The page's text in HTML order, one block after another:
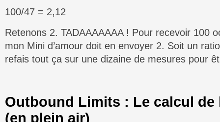
100/47 = 2,12
Retenons 2. TADAAAAAAA ! Pour recevoir 100
mon Mini d’amour doit en envoyer 2. Soit un
refais tout ça sur une dizaine de mesures pour
Outbound Limits : Le calcul de
(en plein air)